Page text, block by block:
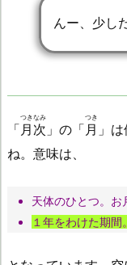
んー、少し
「 月次
つきなみ
」の「 月
つき
」
ね。意味は、
天体のひとつ。お
１年をわけた期間。